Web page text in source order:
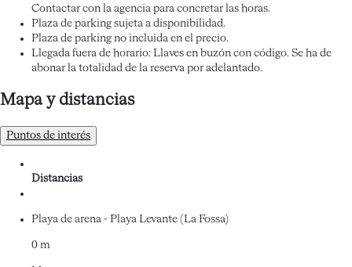
Contactar con la agencia para concretar las horas.
Plaza de parking sujeta a disponibilidad.
Plaza de parking no incluida en el precio.
Llegada fuera de horario: Llaves en buzón con código. Se ha de
abonar la totalidad de la reserva por adelantado.
Mapa y distancias
Puntos de interés
Distancias
Playa de arena - Playa Levante (La Fossa)
0 m